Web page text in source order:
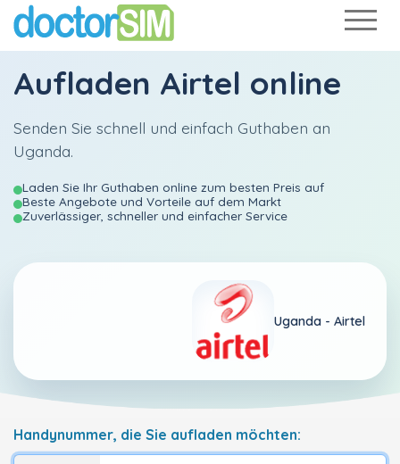
Aufladen Airtel online
Senden Sie schnell und einfach Guthaben an
Uganda.
Laden Sie Ihr Guthaben online zum besten Preis auf
Beste Angebote und Vorteile auf dem Markt
Zuverlässiger, schneller und einfacher Service
Uganda - Airtel
Handynummer, die Sie aufladen möchten: